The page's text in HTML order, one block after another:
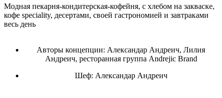
Модная пекарня-кондитерская-кофейня, с хлебом на закваске,
кофе speciality, десертами, своей гастрономией и завтраками
весь день
Авторы концепции: Александар Андреич, Лилия
Андреич, ресторанная группа Andrejic Brand
Шеф: Александар Андреич